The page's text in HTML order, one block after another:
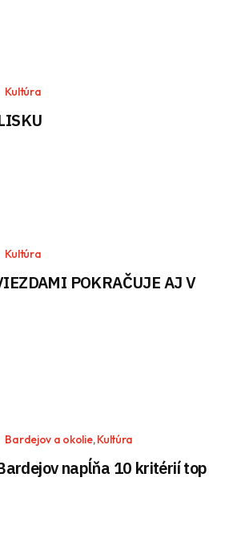
Kultúra
Kultúra
POKRAČUJE AJ V
Bardejov a okolie,Kultúra
napĺňa 10 kritérií top